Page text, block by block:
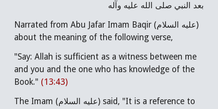
بعد النبي صلى الله عليه وآله
Narrated from Abu Jafar Imam Baqir (عليه السلام)
about the meaning of the following verse,
"Say: Allah is sufficient as a witness between me
and you and the one who has knowledge of the
Book." (13:43)
The Imam (عليه السلام) said, "It is a reference to